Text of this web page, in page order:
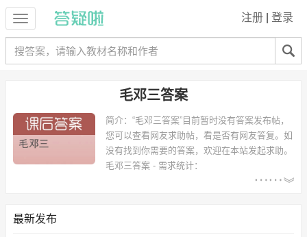
注册 登录
毛邓三答案
简介： “毛邓三答案”目前暂时没有答案发布帖，
您可以查看网友求助帖，看是否有网友答复。如
没有找到你需要的答案，欢迎在本站发起求助。
毛邓三答案 - 需求统计：
：计算机科学与技术、土木工程、机械设
工商管理、化学工程与工艺、测控技术与仪器、安全工程 等专业。
以下学校的同学下载过
最新发布